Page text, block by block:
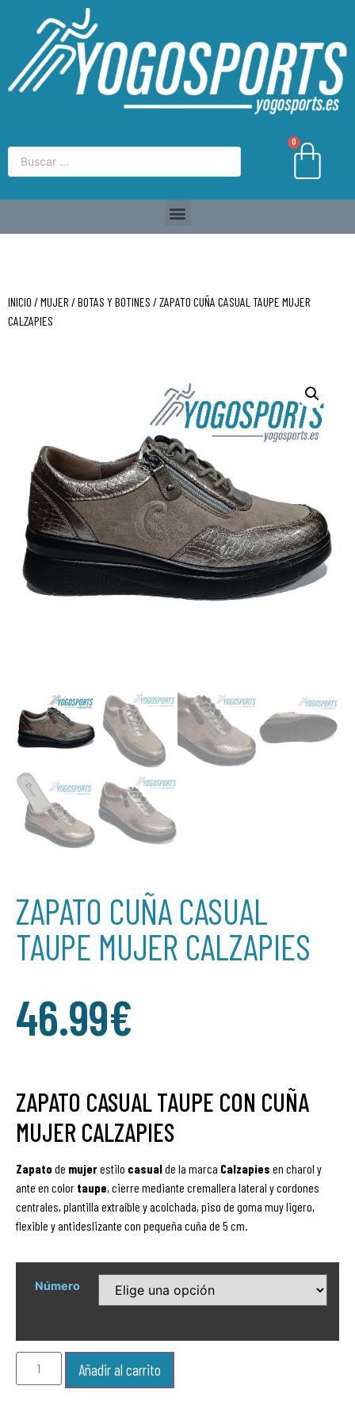
0
INICIO /MUJER /BOTAS Y BOTINES / ZAPATO CUÑA CASUAL TAUPE MUJER
CALZAPIES
ZAPATO CUÑA CASUAL
TAUPE MUJER CALZAPIES
46.99€
ZAPATO CASUAL TAUPE CON CUÑA
MUJER CALZAPIES
Zapato de mujerestilo casualde la marca Calzapies en charol y
ante en color taupe, cierre mediante cremallera lateral y cordones
centrales, plantilla extraíble y acolchada, piso de goma muy ligero,
flexible y antideslizante con pequeña cuña de 5 cm.
Número
Añadir al carrito